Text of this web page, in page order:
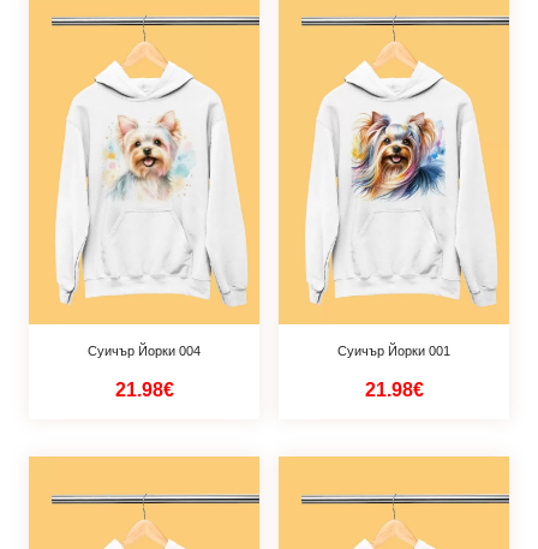
Суичър Йорки 004
21.98€
Суичър Йорки 001
21.98€